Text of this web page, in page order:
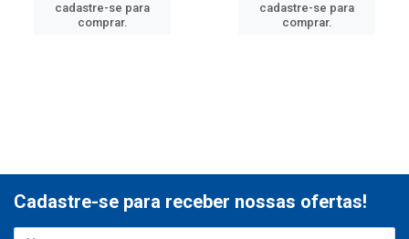
cadastre-se para
comprar.
cadastre-se para
comprar.
Cadastre-se para receber nossas ofertas!